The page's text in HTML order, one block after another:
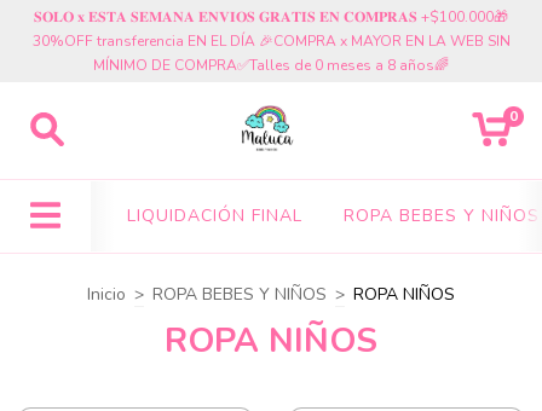
𝐒𝐎𝐋𝐎 𝐱 𝐄𝐒𝐓𝐀 𝐒𝐄𝐌𝐀𝐍𝐀 𝐄𝐍𝐕𝐈𝐎𝐒 𝐆𝐑𝐀𝐓𝐈𝐒 𝐄𝐍 𝐂𝐎𝐌𝐏𝐑𝐀𝐒 +$100.000🎁
30%OFF transferencia EN EL DÍA 🎉COMPRA x MAYOR EN LA WEB SIN
MÍNIMO DE COMPRA✅Talles de 0 meses a 8 años🌈
0
LIQUIDACIÓN FINAL ROPA BEBES Y NIÑOS
Inicio > ROPA BEBES Y NIÑOS > ROPA NIÑOS
ROPA NIÑOS